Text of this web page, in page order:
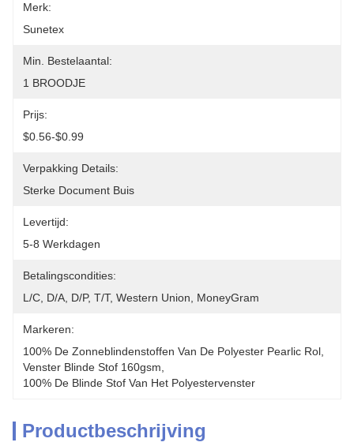
Merk:
Sunetex
Min. Bestelaantal:
1 BROODJE
Prijs:
$0.56-$0.99
Verpakking Details:
Sterke Document Buis
Levertijd:
5-8 Werkdagen
Betalingscondities:
L/C, D/A, D/P, T/T, Western Union, MoneyGram
Markeren:
100% De Zonneblindenstoffen Van De Polyester Pearlic Rol
Venster Blinde Stof 160gsm
100% De Blinde Stof Van Het Polyestervenster
Productbeschrijving